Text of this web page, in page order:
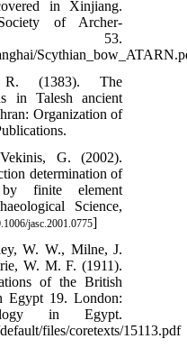
in Xinjiang.
of Archer-
53.
(1383). The
in Talesh ancient
Organization of
G. (2002).
determination of
by finite element
Science,
jasc.2001.0775]
W. W., Milne, J.
W. M. F. (1911).
of the British
Egypt 19. London:
in Egypt.
files/coretexts/15113.pdf